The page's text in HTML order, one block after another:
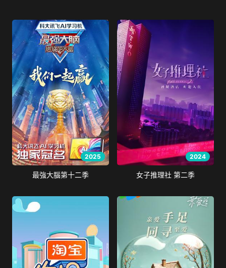
2025
最強大腦第十二季
2024
女子推理社 第二季